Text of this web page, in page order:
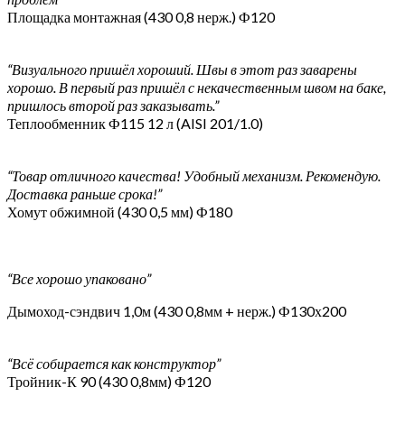
Площадка монтажная (430 0,8 нерж.) Ф120
“Визуального пришёл хороший. Швы в этот раз заварены
хорошо. В первый раз пришёл с некачественным швом на баке,
пришлось второй раз заказывать.”
Теплообменник Ф115 12 л (AISI 201/1.0)
“Товар отличного качества! Удобный механизм. Рекомендую.
Доставка раньше срока!”
Хомут обжимной (430 0,5 мм) Ф180
“Все хорошо упаковано”
Дымоход-сэндвич 1,0м (430 0,8мм + нерж.) Ф130х200
“Всё собирается как конструктор”
Тройник-К 90 (430 0,8мм) Ф120